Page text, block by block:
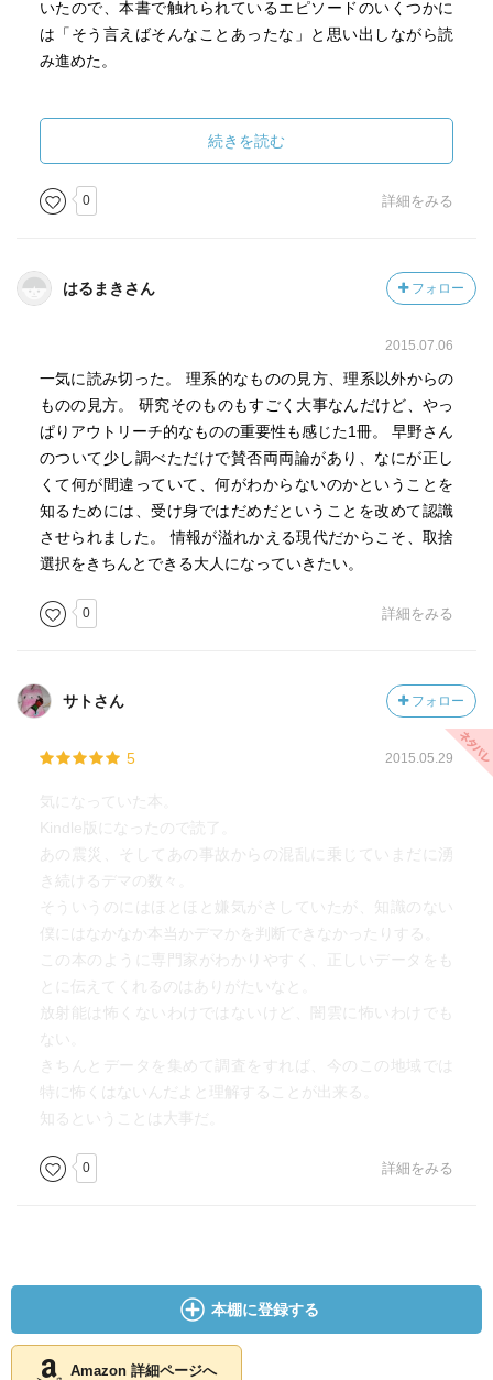
いたので、本書で触れられているエピソードのいくつかに
は「そう言えばそんなことあったな」と思い出しながら読
み進めた。
のはあまりなかった。断続的、断片的に届くTwitter上の発
言とその背景にあった出来事を整理して再構築したものを
再確認したといった読後感だった。
続きを読む
0 詳細をみる
はるまきさん フォロー
2015.07.06
一気に読み切った。 理系的なものの見方、理系以外からの
ものの見方。 研究そのものもすごく大事なんだけど、やっ
ぱりアウトリーチ的なものの重要性も感じた1冊。 早野さん
のついて少し調べただけで賛否両両論があり、なにが正し
くて何が間違っていて、何がわからないのかということを
知るためには、受け身ではだめだということを改めて認識
させられました。 情報が溢れかえる現代だからこそ、取捨
選択をきちんとできる大人になっていきたい。
0 詳細をみる
サトさん フォロー
5 2015.05.29
気になっていた本。
Kindle版になったので読了。
あの震災、そしてあの事故からの混乱に乗じていまだに湧
き続けるデマの数々。
そういうのにはほとほと嫌気がさしていたが、知識のない
僕にはなかなか本当かデマかを判断できなかったりする。
この本のように専門家がわかりやすく、正しいデータをも
とに伝えてくれるのはありがたいなと。
放射能は怖くないわけではないけど、闇雲に怖いわけでも
ない。
きちんとデータを集めて調査をすれば、今のこの地域では
特に怖くはないんだよと理解することが出来る。
知るということは大事だ。
0 詳細をみる
本棚に登録する
Amazon 詳細ページへ